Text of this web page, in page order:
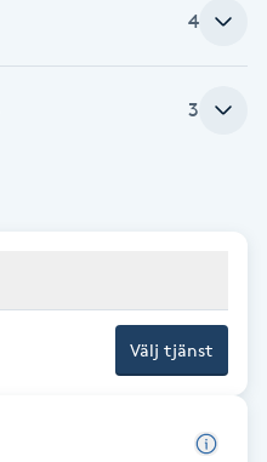
4
3
Välj tjänst